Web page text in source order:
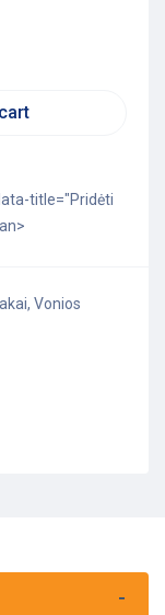
title="Pridėti
, Vonios